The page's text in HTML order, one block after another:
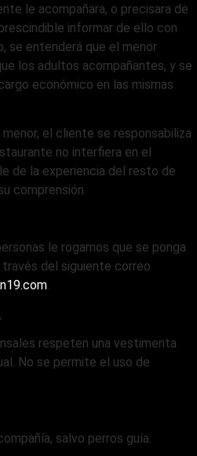
le acompañara, o precisara de
informar de ello con
se entenderá que el menor
los adultos acompañantes, y se
económico en las mismas
el cliente se responsabiliza
no interfiera en el
de la experiencia del resto de
comprensión.
le rogamos que se ponga
del siguiente correo
.
respeten una vestimenta
No se permite el uso de
salvo perros guía.